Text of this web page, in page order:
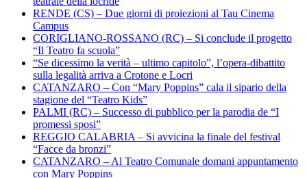
RENDE (CS) – Due giorni di proiezioni al Tau Cinema
Campus
CORIGLIANO-ROSSANO (RC) – Si conclude il progetto
“Il Teatro fa scuola”
“Se dicessimo la verità – ultimo capitolo”, l’opera-dibattito
sulla legalità arriva a Crotone e Locri
CATANZARO – Con “Mary Poppins” cala il sipario della
stagione del “Teatro Kids”
PALMI (RC) – Successo di pubblico per la parodia de “I
promessi sposi”
REGGIO CALABRIA – Si avvicina la finale del festival
“Facce da bronzi”
CATANZARO – Al Teatro Comunale domani appuntamento
con Mary Poppins